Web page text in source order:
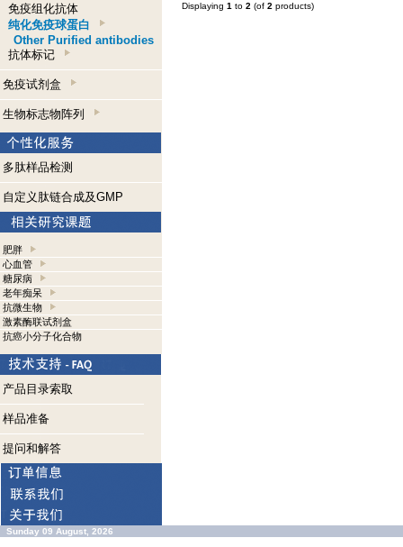
免疫组化抗体
纯化免疫球蛋白
Other Purified antibodies
抗体标记
免疫试剂盒
生物标志物阵列
多肽样品检测
自定义肽链合成及GMP
肥胖
心血管
糖尿病
老年痴呆
抗微生物
激素酶联试剂盒
抗癌小分子化合物
产品目录索取
样品准备
提问和解答
Displaying 1 to 2 (of 2 products)
Sunday 09 August, 2026